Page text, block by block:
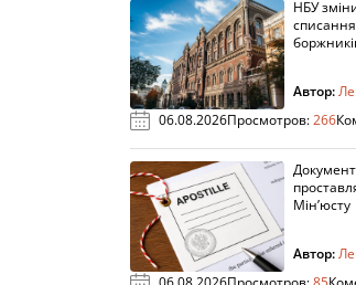
НБУ
Автор:
06.08.2026Просмотров:266
Мін’юсту
Автор: